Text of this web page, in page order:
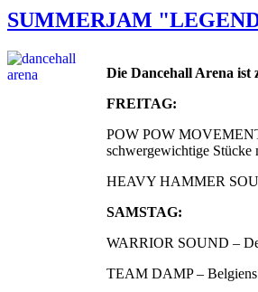
SUMMERJAM
Die Dancehall Arena ist
FREITAG:
POW POW MOVEMENT
schwergewichtige Stücke
HEAVY HAMMER
SAMSTAG:
WARRIOR SOUND –
TEAM DAMP – Belgiens